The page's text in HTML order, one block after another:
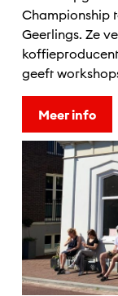
Championship
Geerlings. Ze
geeft
Meer info